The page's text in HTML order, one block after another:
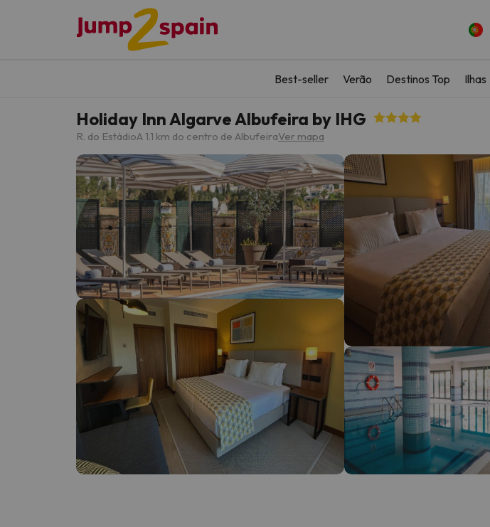
Best-seller Verão Destinos Top Ilhas
Holiday Inn Algarve Albufeira by IHG
R. do EstádioA 1.1 km do centro de AlbufeiraVer mapa